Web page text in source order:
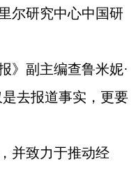
尔研究中心中国研
》副主编查鲁米妮·
去报道事实，更要
并致力于推动经